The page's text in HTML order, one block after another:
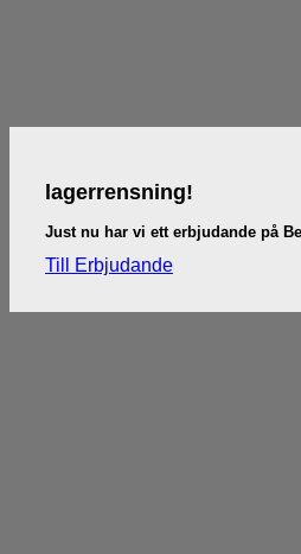
lagerrensning!
Just nu har vi ett erbjudande på
Till Erbjudande